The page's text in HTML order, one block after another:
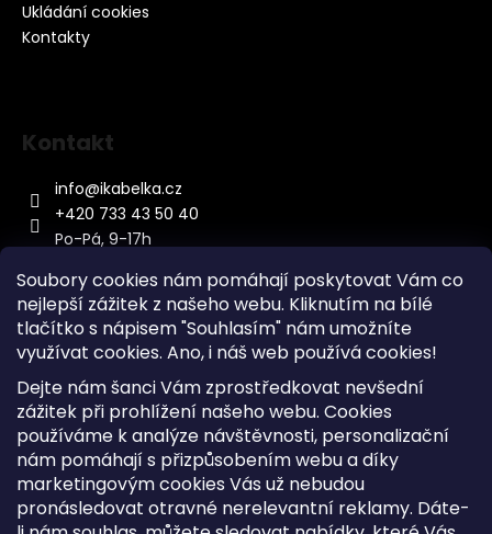
Soubory cookies nám pomáhají poskytovat Vám co
nejlepší zážitek z našeho webu. Kliknutím na bílé
tlačítko s nápisem "Souhlasím" nám umožníte
využívat cookies. Ano, i náš web používá cookies!
Dejte nám šanci Vám zprostředkovat nevšední
zážitek při prohlížení našeho webu. Cookies
používáme k analýze návštěvnosti, personalizační
nám pomáhají s přizpůsobením webu a díky
marketingovým cookies Vás už nebudou
pronásledovat otravné nerelevantní reklamy. Dáte-
Ukládání cookies
Kontakty
Kontakt
info@ikabelka.cz
+420 733 43 50 40
Po-Pá, 9-17h
Kontakt
Sitemap
Doprava a Platba
Reklamace Zboží
Obchodní podmínky